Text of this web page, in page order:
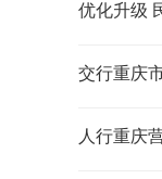
优化升级
交行重庆
人行重庆